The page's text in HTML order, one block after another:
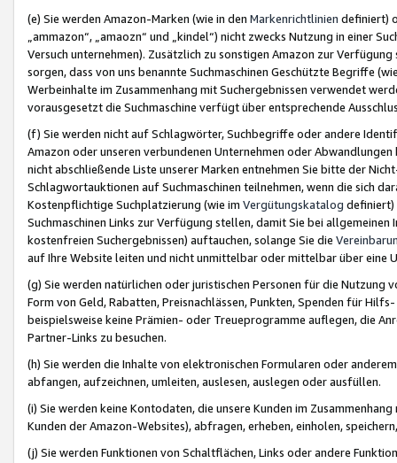
(e) Sie werden Amazon-Marken (wie in den Markenrichtlinien definiert)
„ammazon“, „amaozn“ und „kindel“) nicht zwecks Nutzung in einer
Versuch unternehmen). Zusätzlich zu sonstigen Amazon zur
sorgen, dass von uns benannte Suchmaschinen Geschützte Begriffe
Werbeinhalte im Zusammenhang mit Suchergebnissen verwendet
vorausgesetzt die Suchmaschine verfügt über entsprechende
(f) Sie werden nicht auf Schlagwörter, Suchbegriffe oder andere
Amazon oder unseren verbundenen Unternehmen oder
nicht abschließende Liste unserer Marken entnehmen Sie bitte der
Schlagwortauktionen auf Suchmaschinen teilnehmen, wenn die sich
Kostenpflichtige Suchplatzierung (wie im Vergütungskatalog definiert)
Suchmaschinen Links zur Verfügung stellen, damit Sie bei
kostenfreien Suchergebnissen) auftauchen, solange Sie die
auf Ihre Website leiten und nicht unmittelbar oder mittelbar über eine
(g) Sie werden natürlichen oder juristischen Personen für die Nutzung
Form von Geld, Rabatten, Preisnachlässen, Punkten, Spenden für
beispielsweise keine Prämien- oder Treueprogramme auflegen, die
Partner-Links zu besuchen.
(h) Sie werden die Inhalte von elektronischen Formularen oder
abfangen, aufzeichnen, umleiten, auslesen, auslegen oder ausfüllen.
(i) Sie werden keine Kontodaten, die unsere Kunden im
Kunden der Amazon-Websites), abfragen, erheben, einholen,
(j) Sie werden Funktionen von Schaltflächen, Links oder andere